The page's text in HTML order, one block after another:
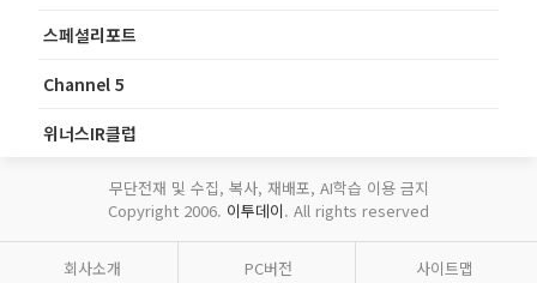
스페셜리포트
Channel 5
위너스IR클럽
무단전재 및 수집, 복사, 재배포, AI학습 이용 금지
Copyright 2006. 이투데이. All rights reserved
회사소개 PC버전 사이트맵